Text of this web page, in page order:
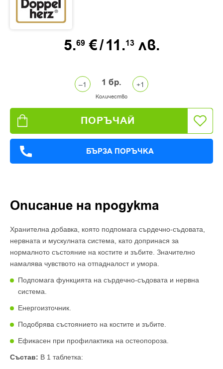
5.69 €/11.13 лв.
1 бр.
Количество
ПОРЪЧАЙ
БЪРЗА ПОРЪЧКА
Описание на продукта
Хранителна добавка, която подпомага сърдечно-съдовата,
нервната и мускулната система, като допринася за
нормалното състояние на костите и зъбите. Значително
намалява чувството на отпадналост и умора.
Подпомага функцията на сърдечно-съдовата и нервна
система.
Енергоизточник.
Подобрява състоянието на костите и зъбите.
Ефикасен при профилактика на остеопороза.
Състав: В 1 таблетка: